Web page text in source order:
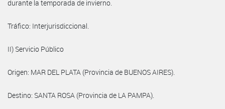
durante la temporada de invierno.
Tráfico: Interjurisdiccional.
II) Servicio Público
Origen: MAR DEL PLATA (Provincia de BUENOS AIRES).
Destino: SANTA ROSA (Provincia de LA PAMPA).